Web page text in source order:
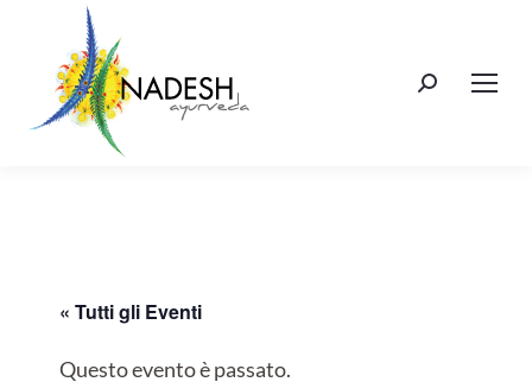
Cerca:
« Tutti gli Eventi
Questo evento è passato.